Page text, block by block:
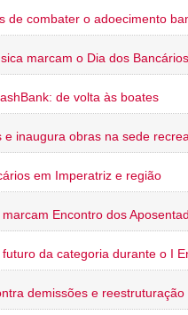
de combater o adoecimento
marcam o Dia dos Bancários
de volta às boates
e inaugura obras na sede
em Imperatriz e região
Encontro dos
da categoria durante o I
demissões e reestruturação